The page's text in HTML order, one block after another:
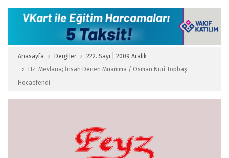
Anasayfa Dergiler
222. Sayı | 2009 Aralık
Hz. Mevlana; İnsan Denen Muamma / Osman Nuri Topbaş
Hocaefendi